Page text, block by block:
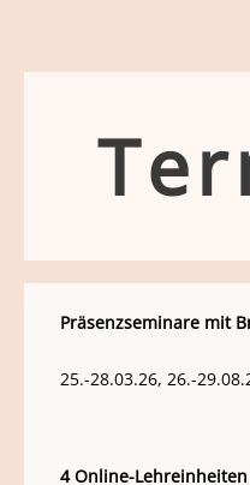
Präsenzseminare mit
25.-28.03.26, 26.-
4 Online-